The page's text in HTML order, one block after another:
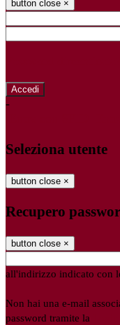
button close ×
-
Seleziona utente
button close ×
Recupero
button close ×
all'indirizzo indicato con
Non hai una e-mail
password tramite la